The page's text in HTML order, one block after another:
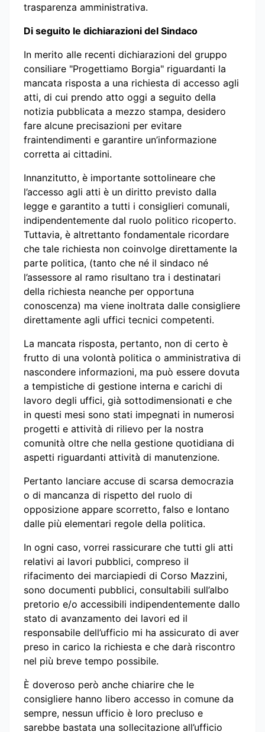
trasparenza amministrativa.
Di seguito le dichiarazioni del Sindaco
In merito alle recenti dichiarazioni del gruppo
consiliare "Progettiamo Borgia" riguardanti la
mancata risposta a una richiesta di accesso agli
atti, di cui prendo atto oggi a seguito della
notizia pubblicata a mezzo stampa, desidero
fare alcune precisazioni per evitare
fraintendimenti e garantire un’informazione
corretta ai cittadini.
Innanzitutto, è importante sottolineare che
l’accesso agli atti è un diritto previsto dalla
legge e garantito a tutti i consiglieri comunali,
indipendentemente dal ruolo politico ricoperto.
Tuttavia, è altrettanto fondamentale ricordare
che tale richiesta non coinvolge direttamente la
parte politica, (tanto che né il sindaco né
l’assessore al ramo risultano tra i destinatari
della richiesta neanche per opportuna
conoscenza) ma viene inoltrata dalle consigliere
direttamente agli uffici tecnici competenti.
La mancata risposta, pertanto, non di certo è
frutto di una volontà politica o amministrativa di
nascondere informazioni, ma può essere dovuta
a tempistiche di gestione interna e carichi di
lavoro degli uffici, già sottodimensionati e che
in questi mesi sono stati impegnati in numerosi
progetti e attività di rilievo per la nostra
comunità oltre che nella gestione quotidiana di
aspetti riguardanti attività di manutenzione.
Pertanto lanciare accuse di scarsa democrazia
o di mancanza di rispetto del ruolo di
opposizione appare scorretto, falso e lontano
dalle più elementari regole della politica.
In ogni caso, vorrei rassicurare che tutti gli atti
relativi ai lavori pubblici, compreso il
rifacimento dei marciapiedi di Corso Mazzini,
sono documenti pubblici, consultabili sull’albo
pretorio e/o accessibili indipendentemente dallo
stato di avanzamento dei lavori ed il
responsabile dell’ufficio mi ha assicurato di aver
preso in carico la richiesta e che darà riscontro
nel più breve tempo possibile.
È doveroso però anche chiarire che le
consigliere hanno libero accesso in comune da
sempre, nessun ufficio è loro precluso e
sarebbe bastata una sollecitazione all’ufficio